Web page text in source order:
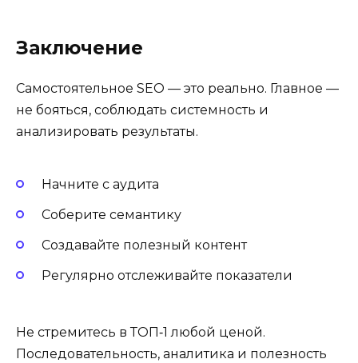
Заключение
Самостоятельное SEO — это реально. Главное —
не бояться, соблюдать системность и
анализировать результаты.
Начните с аудита
Соберите семантику
Создавайте полезный контент
Регулярно отслеживайте показатели
Не стремитесь в ТОП‑1 любой ценой.
Последовательность, аналитика и полезность